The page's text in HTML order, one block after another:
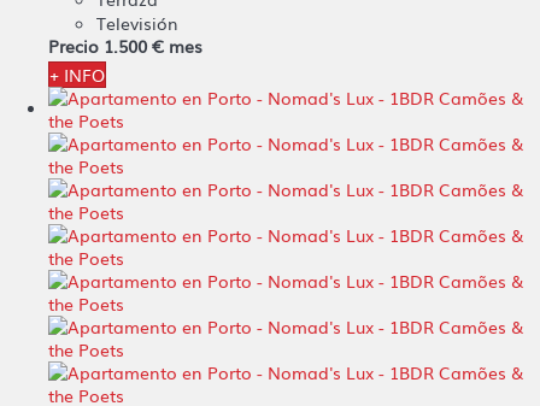
Televisión
Precio 1.500 € mes
+ INFO